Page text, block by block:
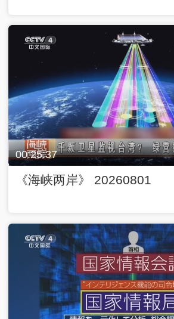
00:25:37
《海峡两岸》 20260801